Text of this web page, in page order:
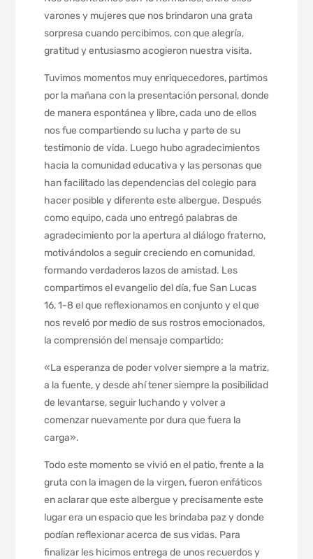
varones y mujeres que nos brindaron una grata
sorpresa cuando percibimos, con que alegría,
gratitud y entusiasmo acogieron nuestra visita.
Tuvimos momentos muy enriquecedores, partimos
por la mañana con la presentación personal, donde
de manera espontánea y libre, cada uno de ellos
nos fue compartiendo su lucha y parte de su
testimonio de vida. Luego hubo agradecimientos
hacia la comunidad educativa y las personas que
han facilitado las dependencias del colegio para
hacer posible y diferente este albergue. Después
como equipo, cada uno entregó palabras de
agradecimiento por la apertura al diálogo fraterno,
motivándolos a seguir creciendo en comunidad,
formando verdaderos lazos de amistad. Les
compartimos el evangelio del día, fue San Lucas
16, 1-8 el que reflexionamos en conjunto y el que
nos reveló por medio de sus rostros emocionados,
la comprensión del mensaje compartido:
«La esperanza de poder volver siempre a la matriz,
a la fuente, y desde ahí tener siempre la posibilidad
de levantarse, seguir luchando y volver a
comenzar nuevamente por dura que fuera la
carga».
Todo este momento se vivió en el patio, frente a la
gruta con la imagen de la virgen, fueron enfáticos
en aclarar que este albergue y precisamente este
lugar era un espacio que les brindaba paz y donde
podían reflexionar acerca de sus vidas. Para
finalizar les hicimos entrega de unos recuerdos y